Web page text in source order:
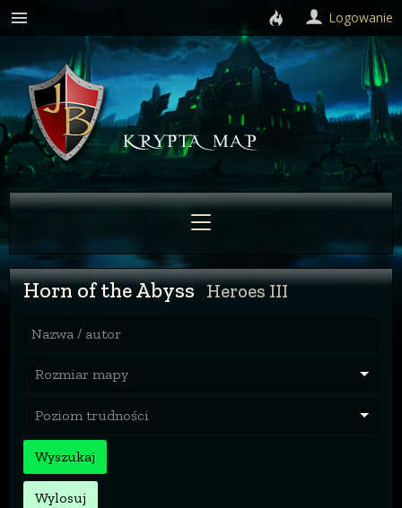
Horn of the Abyss Heroes III
Nazwa / autor
Rozmiar mapy
Poziom trudności
Wyszukaj
Wylosuj
Logowanie